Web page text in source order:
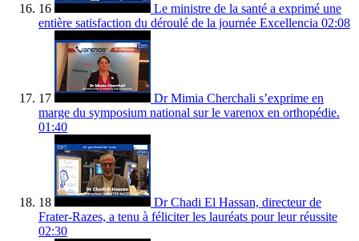
16
Le ministre de la santé a exprimé une
entière satisfaction du déroulé de la journée Excellencia 02:08
17
Dr Mimia Cherchali s’exprime en
marge du symposium national sur le varenox en orthopédie.
01:40
18
Dr Chadi El Hassan, directeur de
Frater-Razes, a tenu à féliciter les lauréats pour leur réussite
02:30